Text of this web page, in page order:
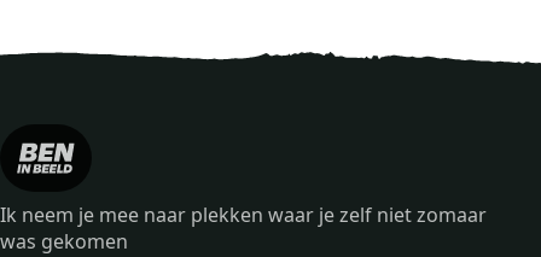
Ik neem je mee naar plekken waar je zelf niet zomaar
was gekomen